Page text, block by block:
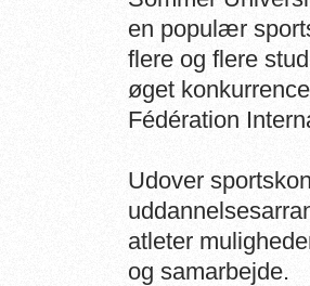
en populær
flere og flere
øget
Fédération
Udover
atleter
og samarbejde.